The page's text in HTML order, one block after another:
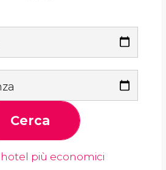
Cerca
hotel più economici